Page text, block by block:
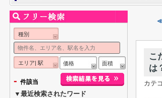
≪
こ
は
カテ
種別
エリア| 駅 価格 面積
- 件該当
▼最近検索されたワード